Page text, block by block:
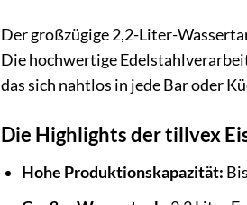
Der großzügige 2,2-Liter-
Die hochwertige
das sich nahtlos in jede Bar oder
Die Highlights der tillvex
Hohe Produktionskapazität: